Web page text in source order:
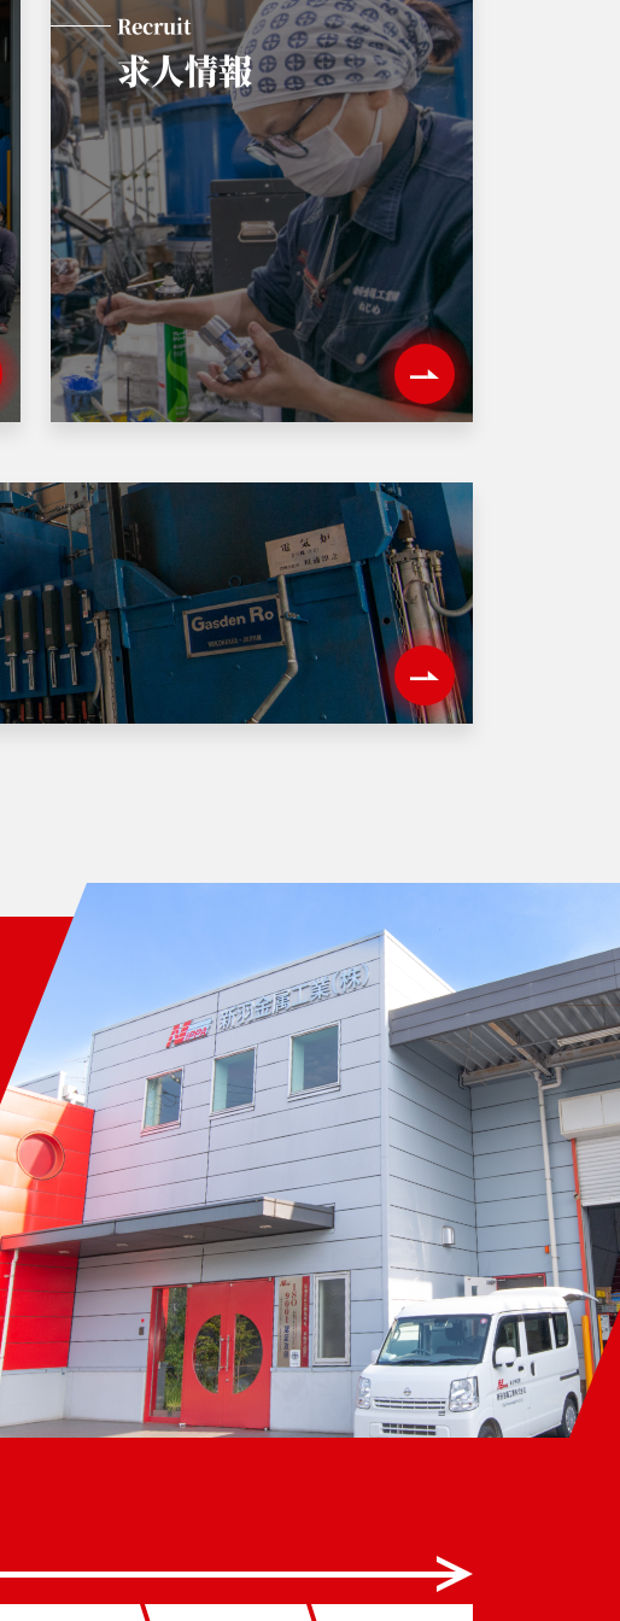
Recruit
求人情報